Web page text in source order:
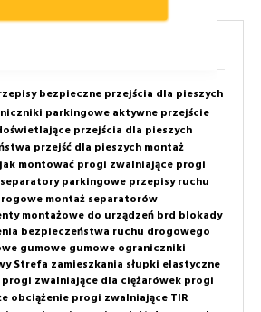
bezpieczne przejścia dla pieszych
parkingowe aktywne przejście
przejścia dla pieszych
przejść dla pieszych montaż
jak montować progi zwalniające progi
separatory parkingowe przepisy ruchu
montaż separatorów
montażowe do urządzeń brd blokady
bezpieczeństwa ruchu drogowego
gumowe gumowe ograniczniki
Strefa zamieszkania słupki elastyczne
progi zwalniające dla ciężarówek progi
obciążenie progi zwalniające TIR